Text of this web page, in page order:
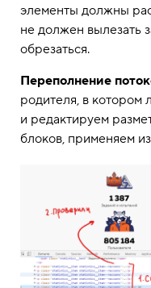
элементы должны
не должен вылезать
обрезаться.
Переполнение
родителя, в
и редактируем
блоков, применяем